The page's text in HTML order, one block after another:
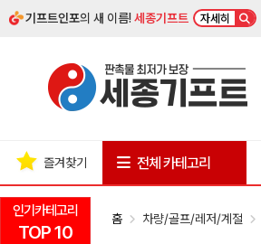
기프트인포의 새 이름!세종기프트 자세히
인기카테고리
TOP 10
즐겨찾기 전체 카테고리
홈 차량/골프/레저/계절